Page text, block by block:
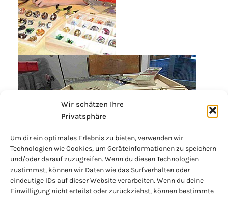
Wir schätzen Ihre
Privatsphäre
Um dir ein optimales Erlebnis zu bieten, verwenden wir
Technologien wie Cookies, um Geräteinformationen zu speichern
und/oder darauf zuzugreifen. Wenn du diesen Technologien
zustimmst, können wir Daten wie das Surfverhalten oder
eindeutige IDs auf dieser Website verarbeiten. Wenn du deine
Einwilligung nicht erteilst oder zurückziehst, können bestimmte